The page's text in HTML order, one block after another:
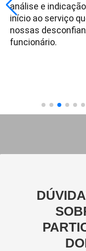
análise e
início ao serviço
nossas
funcionário.